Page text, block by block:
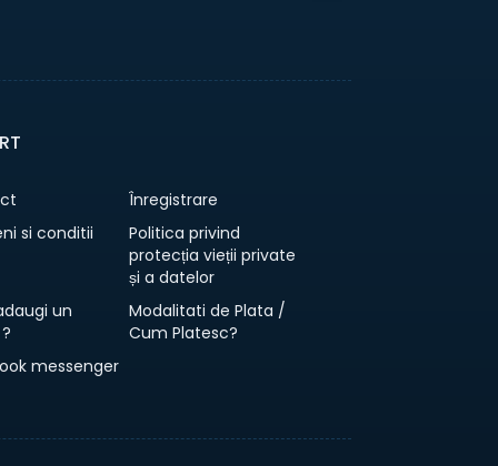
Înregistrare
si conditii
Politica privind
protecția vieții private
și a datelor
un
Modalitati de Plata /
Cum Platesc?
messenger